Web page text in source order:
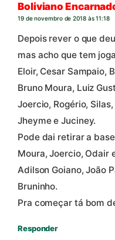
Boliviano
19 de novembro de 2018 às 11:18
Depois rever o que
mas acho que tem
Eloir, Cesar Sampaio,
Bruno Moura, Luiz
Joercio, Rogério,
Jheyme e Juciney.
Pode dai retirar a
Moura, Joercio, Odair
Adilson Goiano, João
Bruninho.
Pra começar tá bom
Responder